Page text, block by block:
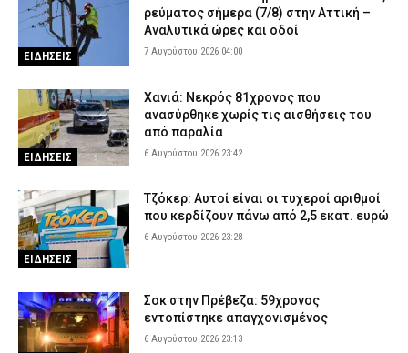
ΕΙΔΗΣΕΙΣ
ρεύματος σήμερα (7/8) στην Αττική –
Αναλυτικά ώρες και οδοί
7 Αυγούστου 2026 04:00
ΕΙΔΗΣΕΙΣ
Χανιά: Νεκρός 81χρονος που
ανασύρθηκε χωρίς τις αισθήσεις του
από παραλία
6 Αυγούστου 2026 23:42
ΕΙΔΗΣΕΙΣ
Τζόκερ: Αυτοί είναι οι τυχεροί αριθμοί
που κερδίζουν πάνω από 2,5 εκατ. ευρώ
6 Αυγούστου 2026 23:28
Σοκ στην Πρέβεζα: 59χρονος
εντοπίστηκε απαγχονισμένος
6 Αυγούστου 2026 23:13